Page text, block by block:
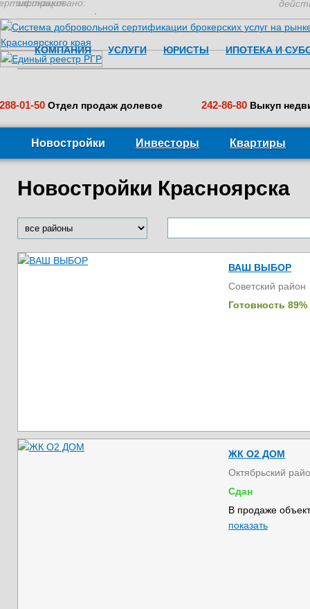
застраховано:
КОМПАНИЯ УСЛУГИ ЮРИСТЫ ИПОТЕКА И
288-01-50 Отдел продаж долевое 242-86-80 Выкуп
Новостройки Инвесторы Квартиры
Новостройки Красноярска
ВАШ ВЫБОР
Советский район
Готовность 89%
ЖК О2 ДОМ
Октябрьский
Сдан
В продаже
показать